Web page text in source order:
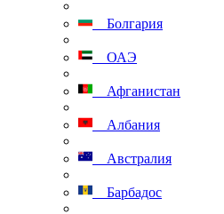
Болгария
ОАЭ
Афганистан
Албания
Австралия
Барбадос